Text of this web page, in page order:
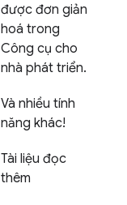
được đơn giản
hoá trong
Công cụ cho
nhà phát triển.
Và nhiều tính
năng khác!
Tài liệu đọc
thêm